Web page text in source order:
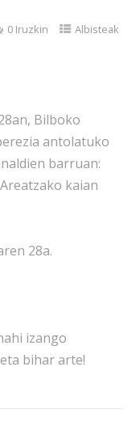
0 Iruzkin Albisteak
Bilboko
antolatuko
barruan:
kaian
28a.
izango
bihar arte!